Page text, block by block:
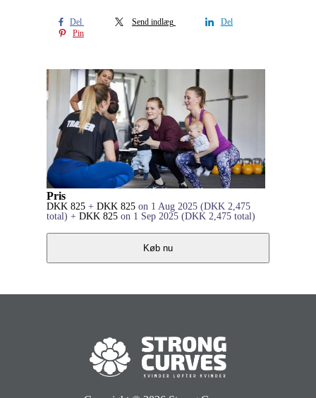
Del Send indlæg
Del
Pin
Pris
DKK 825 + DKK 825 on 1 Aug 2025 (DKK 2,475
total) + DKK 825 on 1 Sep 2025 (DKK 2,475 total)
Køb nu